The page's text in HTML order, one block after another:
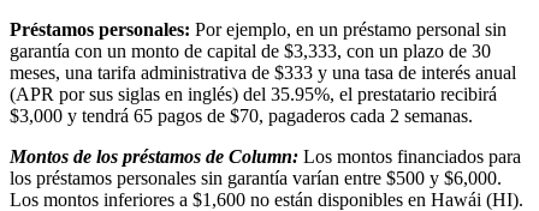
Préstamos personales: Por ejemplo, en un préstamo personal sin
garantía con un monto de capital de $3,333, con un plazo de 30
meses, una tarifa administrativa de $333 y una tasa de interés anual
(APR por sus siglas en inglés) del 35.95%, el prestatario recibirá
$3,000 y tendrá 65 pagos de $70, pagaderos cada 2 semanas.
Montos de los préstamos de Column: Los montos financiados para
los préstamos personales sin garantía varían entre $500 y $6,000.
Los montos inferiores a $1,600 no están disponibles en Hawái (HI).